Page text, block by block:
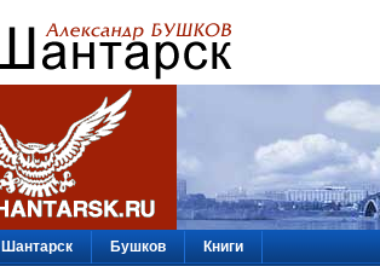
Шантарск Бушков Книги